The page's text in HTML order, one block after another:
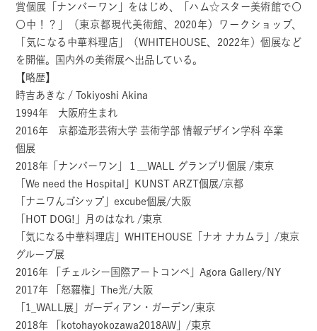
賞個展「ナンバーワン」をはじめ、「ハム☆スター美術館で〇
〇中！？」（東京都現代美術館、2020年）ワークショップ、
「気になる中華料理店」（WHITEHOUSE、2022年）個展など
を開催。国内外の美術展へ出品している。
【略歴】
時吉あきな / Tokiyoshi Akina
1994年 大阪府生まれ
2016年 京都造形芸術大学 芸術学部 情報デザイン学科 卒業
個展
2018年「ナンバーワン」１＿WALL グランプリ個展 /東京
「We need the Hospital」KUNST ARZT個展/京都
「ナニワんゴシップ」excube個展/大阪
「HOT DOG!」月のはなれ /東京
「気になる中華料理店」WHITEHOUSE「ナオ ナカムラ」/東京
グループ展
2016年 「チェルシー国際アートコンペ」Agora Gallery/NY
2017年 「怒羅権」The光/大阪
「1_WALL展」ガーディアン・ガーデン/東京
2018年 「kotohayokozawa2018AW」/東京